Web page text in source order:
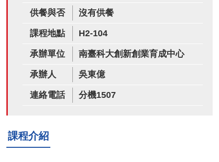
供餐與否 沒有供餐
課程地點 H2-104
承辦單位 南臺科大創新創業育成中心
承辦人 吳東億
連絡電話 分機1507
課程介紹